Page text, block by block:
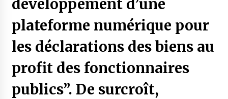
développement d’une
plateforme numérique pour
les déclarations des biens au
profit des fonctionnaires
publics”. De surcroît,